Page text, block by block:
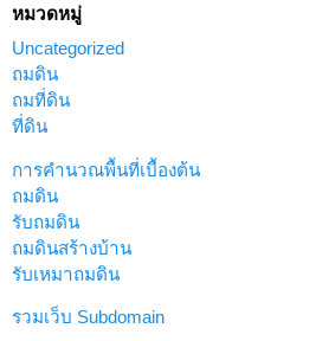
หมวดหมู่
Uncategorized
ถมดิน
ถมที่ดิน
ที่ดิน
การคำนวณพื้นที่เบื้องต้น
ถมดิน
รับถมดิน
ถมดินสร้างบ้าน
รับเหมาถมดิน
รวมเว็บ Subdomain